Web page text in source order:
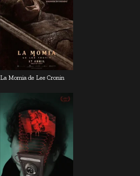
La Momia de Lee Cronin